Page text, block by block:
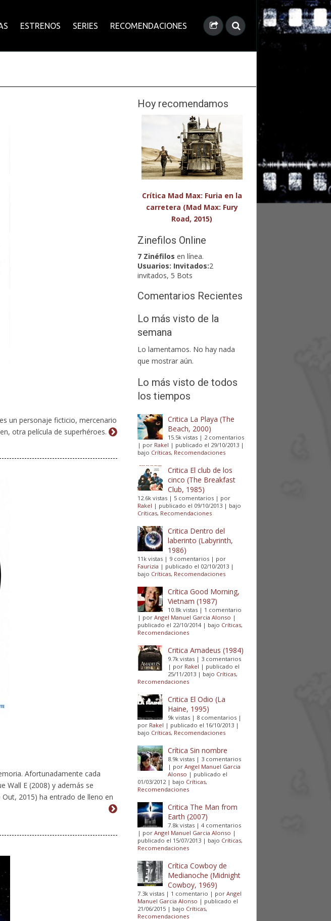
ESTRENOS SERIES RECOMENDACIONES
un personaje ficticio, mercenario
otra película de superhéroes.
Afortunadamente cada
Wall E (2008) y además se
2015) ha entrado de lleno en
Hoy recomendamos
Crítica Mad Max: Furia en la
carretera (Mad Max: Fury
Road, 2015)
Zinefilos Online
7 Zinéfilos en línea.
Usuarios: Invitados:2
invitados, 5 Bots
Comentarios Recientes
Lo más visto de la
semana
Lo lamentamos. No hay nada
que mostrar aún.
Lo más visto de todos
los tiempos
Critica La Playa (The
Beach, 2000)
15.5k vistas | 2 comentarios
| por Rakel | publicado el 29/10/2013 |
bajo Críticas, Recomendaciones
Critica El club de los
cinco (The Breakfast
Club, 1985)
12.6k vistas | 5 comentarios | por
Rakel | publicado el 09/10/2013 | bajo
Críticas, Recomendaciones
Critica Dentro del
laberinto (Labyrinth,
1986)
11k vistas | 9 comentarios | por
Faurizia | publicado el 02/10/2013 |
bajo Críticas, Recomendaciones
Crítica Good Morning,
Vietnam (1987)
10.8k vistas | 1 comentario
| porAngel Manuel Garcia Alonso |
publicado el 22/10/2014| bajo Críticas,
Recomendaciones
Critica Amadeus (1984)
9.7k vistas | 3 comentarios
| por Rakel | publicado el
25/11/2013 | bajo Críticas,
Recomendaciones
Critica El Odio (La
Haine, 1995)
9k vistas | 8 comentarios |
por Rakel | publicado el 16/10/2013 |
bajo Críticas, Recomendaciones
Crítica Sin nombre
8.9k vistas | 3 comentarios
| porAngel Manuel Garcia
Alonso | publicado el
01/03/2012| bajo Críticas,
Recomendaciones
Critica The Man from
Earth (2007)
7.8k vistas |4 comentarios
| porAngel Manuel Garcia Alonso |
publicado el 15/07/2013 | bajo Críticas,
Recomendaciones
Crítica Cowboy de
Medianoche (Midnight
Cowboy, 1969)
7.3k vistas | 1 comentario | porAngel
Manuel Garcia Alonso | publicado el
21/06/2015 | bajo Críticas,
Recomendaciones